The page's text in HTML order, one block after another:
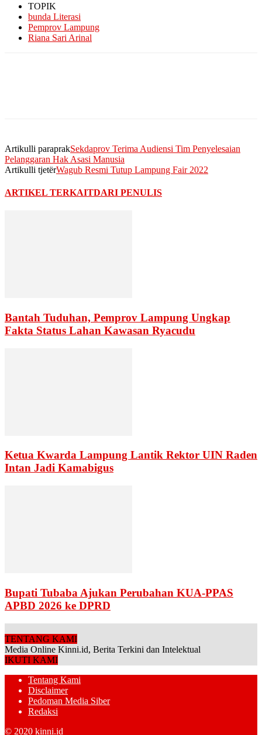
TOPIK
bunda Literasi
Pemprov Lampung
Riana Sari Arinal
Artikulli paraprakSekdaprov Terima Audiensi Tim Penyelesaian
Pelanggaran Hak Asasi Manusia
Artikulli tjetërWagub Resmi Tutup Lampung Fair 2022
ARTIKEL TERKAITDARI PENULIS
Bantah Tuduhan, Pemprov Lampung Ungkap
Fakta Status Lahan Kawasan Ryacudu
Ketua Kwarda Lampung Lantik Rektor UIN Raden
Intan Jadi Kamabigus
Bupati Tubaba Ajukan Perubahan KUA-PPAS
APBD 2026 ke DPRD
TENTANG KAMI
Media Online Kinni.id, Berita Terkini dan Intelektual
IKUTI KAMI
Tentang Kami
Disclaimer
Pedoman Media Siber
Redaksi
© 2020 kinni.id